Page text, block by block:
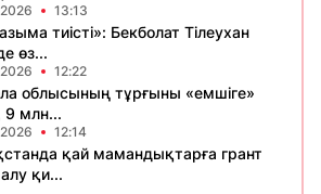
13:13
тиісті»: Бекболат Тілеухан
өз...
12:22
облысының тұрғыны «емшіге»
9 млн...
12:14
қай мамандықтарға грант
қи...